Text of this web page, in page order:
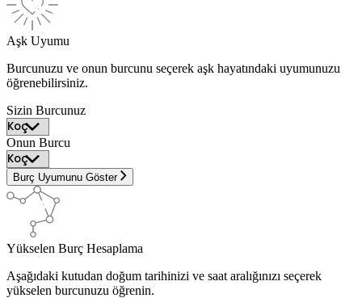
Aşk Uyumu
Burcunuzu ve onun burcunu seçerek aşk hayatındaki uyumunuzu
öğrenebilirsiniz.
Sizin Burcunuz
Onun Burcu
Burç Uyumunu Göster
Yükselen Burç Hesaplama
Aşağıdaki kutudan doğum tarihinizi ve saat aralığınızı seçerek
yükselen burcunuzu öğrenin.